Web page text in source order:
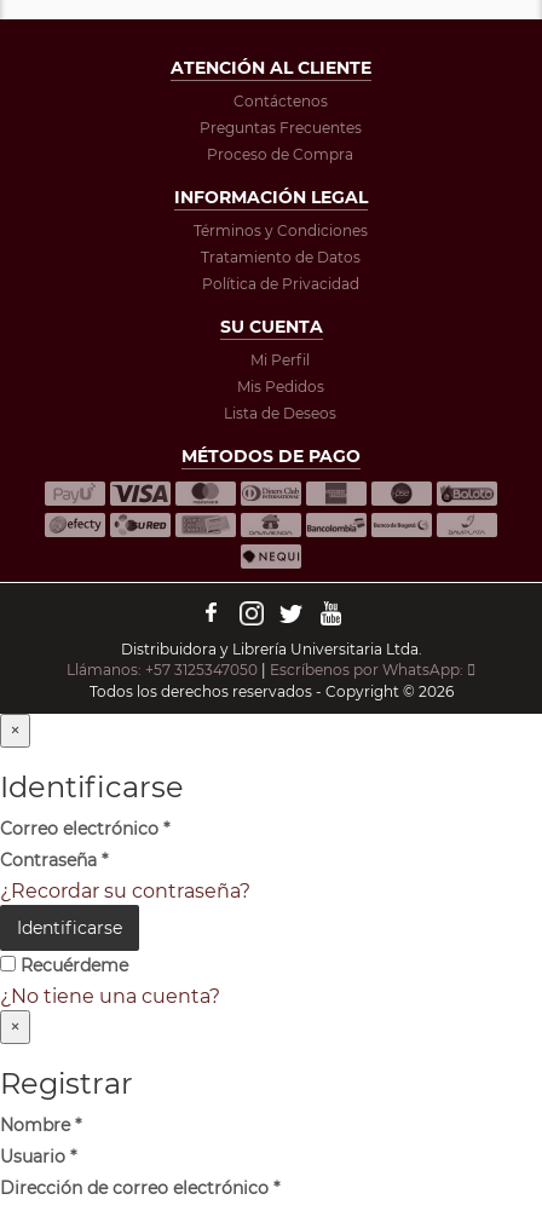
ATENCIÓN AL CLIENTE
Contáctenos
Preguntas Frecuentes
Proceso de Compra
INFORMACIÓN LEGAL
Términos y Condiciones
Tratamiento de Datos
Política de Privacidad
SU CUENTA
Mi Perfil
Mis Pedidos
Lista de Deseos
MÉTODOS DE PAGO
Distribuidora y Librería Universitaria Ltda.
Llámanos: +57 3125347050
Escríbenos por WhatsApp:
Todos los derechos reservados - Copyright © 2026
×
Identificarse
Correo electrónico *
Contraseña *
¿Recordar su contraseña?
Identificarse
Recuérdeme
¿No tiene una cuenta?
×
Registrar
Nombre*
Usuario *
Dirección de correo electrónico *